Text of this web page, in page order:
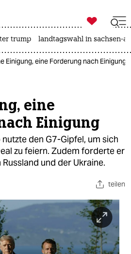
zahl ich
ich

taz zahl ich
trump landtagswahl in sachsen-
Einigung, eine Forderung nach Einigung
eine
Einigung
den G7-Gipfel, um sich
zu feiern. Zudem forderte er
und der Ukraine.
teilen